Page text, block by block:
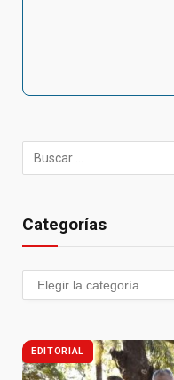
Categorías
EDITORIAL